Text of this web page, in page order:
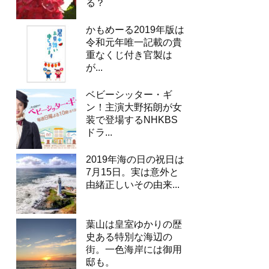
る？
かもめーる2019年版は
令和元年唯一記載の貴
重なくじ付き官製は
が...
ベビーシッター・ギ
ン！主演大野拓朗が女
装で登場するNHKBS
ドラ...
2019年海の日の祝日は
7月15日。実は意外と
由緒正しいその由来...
葉山は皇室ゆかりの歴
史ある特別な海辺の
街。一色海岸には御用
邸も。